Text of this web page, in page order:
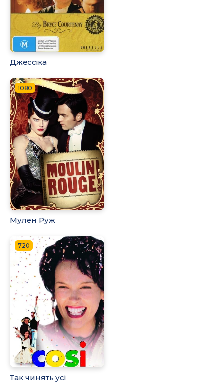
Джессіка
1080
Мулен Руж
720
Так чинять усі